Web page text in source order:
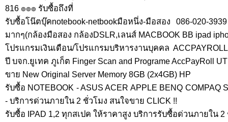
816 ๏๏๏ รับซื้อถึงที่
รับซื้อโน๊ตบุ๊คnotebook-netbookมือหนึ่ง-มือสอง 086-020-
มากๆ(กล้องมือสอง กล้องDSLR,เลนส์ MACBOOK BB ipad
โปรแกรมเงินเดือน/โปรแกรมบริหารงานบุคคล
ปี บจก.ยูเทค ภูเก็ต Finger Scan and Programe AccPayRoll
ขาย New Original Server Memory 8GB (2x4GB) HP
รับซื้อ NOTEBOOK - ASUS ACER APPLE BENQ COMPAQ
- บริการด่วนภายใน 2 ชั่วโมง สนใจขาย CLICK !!
รับซื้อ IPAD 1,2 ทุกสเปค ให้ราคาสูง บริการรับซื้อด่วนภายใน 2